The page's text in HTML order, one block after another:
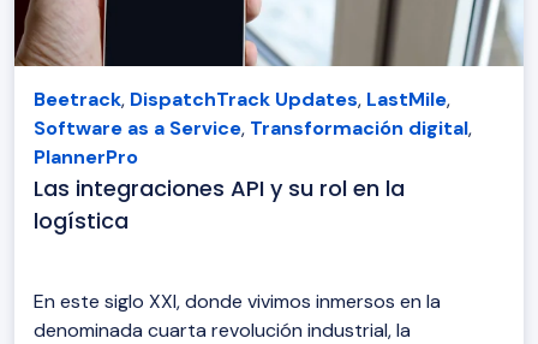
Beetrack, DispatchTrack Updates, LastMile,
Software as a Service, Transformación digital,
PlannerPro
Las integraciones API y su rol en la
logística
En este siglo XXI, donde vivimos inmersos en la
denominada cuarta revolución industrial, la